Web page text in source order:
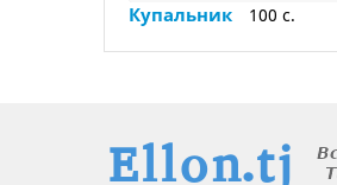
Купальник 100 c.